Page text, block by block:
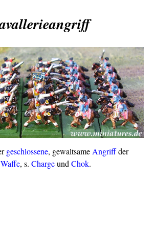
geschlossene, gewaltsame Angriffder
, s. Chargeund Chok.